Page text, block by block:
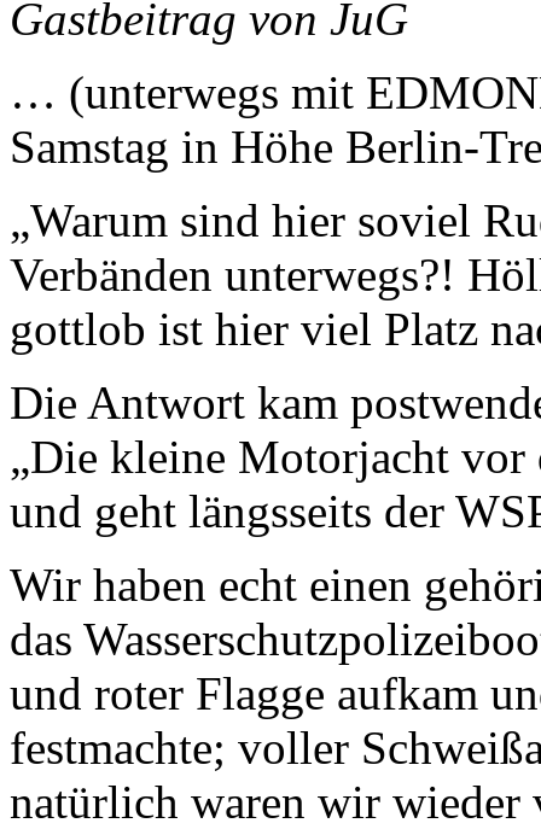
Gastbeitrag von JuG
… (unterwegs mit
Samstag in Höhe Berlin-
„Warum sind hier soviel
Verbänden unterwegs?!
gottlob ist hier viel Platz
Die Antwort kam
„Die kleine Motorjacht vor
und geht längsseits der
Wir haben echt einen
das
und roter Flagge aufkam
festmachte; voller
natürlich waren wir wieder